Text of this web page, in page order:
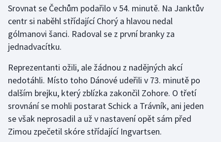
Srovnat se Čechům podařilo v 54. minutě. Na Janktův
centr si naběhl střídající Chorý a hlavou nedal
gólmanovi šanci. Radoval se z první branky za
jednadvacítku.
Reprezentanti ožili, ale žádnou z nadějných akcí
nedotáhli. Místo toho Dánové udeřili v 73. minutě po
dalším brejku, který zblízka zakončil Zohore. O třetí
srovnání se mohli postarat Schick a Trávník, ani jeden
se však neprosadil a už v nastavení opět sám před
Zimou zpečetil skóre střídající Ingvartsen.